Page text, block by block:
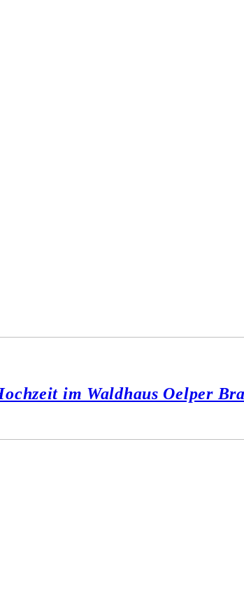
im Waldhaus Oelper